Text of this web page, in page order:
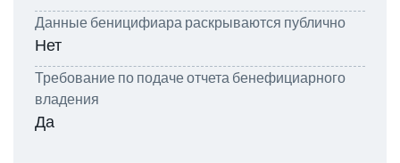
Данные беницифиара раскрываются публично
Нет
Требование по подаче отчета бенефициарного
владения
Да